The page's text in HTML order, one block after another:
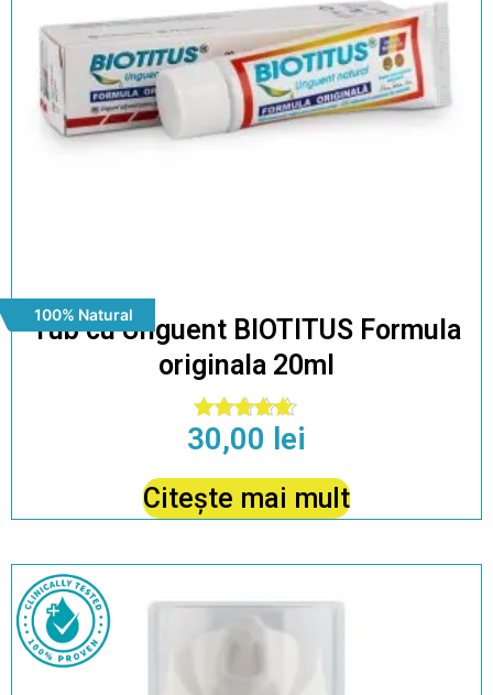
100% Natural
Tub cu Unguent BIOTITUS Formula
originala 20ml
Evaluat la
5.00
30,00 lei
Citește mai mult